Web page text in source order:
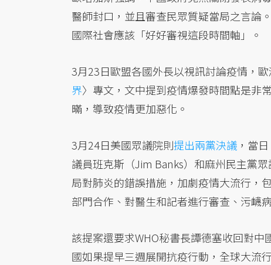
醫師封口，並且審查民眾質疑當局之言論
國際社會應該「好好審視這段時間軸」。
3月23日歐盟各國外長以視訊討論疫情，
界〉專文，文中提到疫情爆發時間點是非
暪，導致疫情更加惡化。
3月24日美國眾議院則提出兩黨決議 ，當
議員班克斯（Jim Banks）和麻州民主黨
局對肺炎的錯誤措施，加劇疫情大流行，
部門合作、對醫生和記者進行審查、污衊
該提案還要求WHO秘書長譚德塞收回對
國如果提早三週展開抗疫行動，全球大流